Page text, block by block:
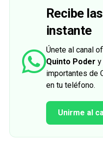
Recibe
instante
Únete al canal
Quinto Poder y
importantes de
en tu teléfono.
Unirme al